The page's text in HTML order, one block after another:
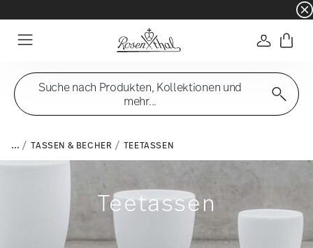
☀️ Summer SALE – noch mehr sparen:
Suche nach Produkten, Kollektionen und
mehr...
... TASSEN & BECHER TEETASSEN
Teetassen